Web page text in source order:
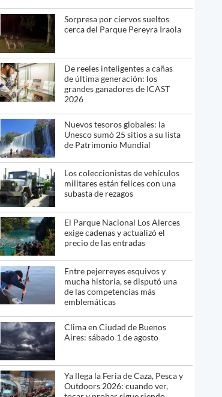
Sorpresa por ciervos sueltos
cerca del Parque Pereyra Iraola
De reeles inteligentes a cañas
de última generación: los
grandes ganadores de ICAST
2026
Nuevos tesoros globales: la
Unesco sumó 25 sitios a su lista
de Patrimonio Mundial
Los coleccionistas de vehículos
militares están felices con una
subasta de rezagos
El Parque Nacional Los Alerces
exige cadenas y actualizó el
precio de las entradas
Entre pejerreyes esquivos y
mucha historia, se disputó una
de las competencias más
emblemáticas
Clima en Ciudad de Buenos
Aires: sábado 1 de agosto
Ya llega la Feria de Caza, Pesca y
Outdoors 2026: cuando ver,